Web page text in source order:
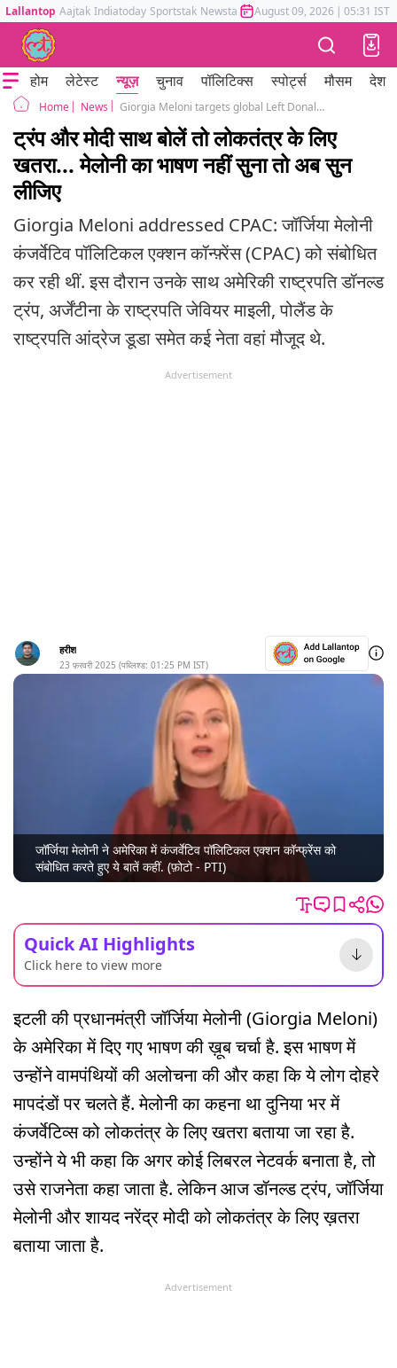
Lallantop Aajtak Indiatoday Sportstak Newstak Mumbai Tak Astrotak
August 09, 2026 | 05:31 IST
होम लेटेस्ट न्यूज़ चुनाव पॉलिटिक्स स्पोर्ट्स मौसम देश
Home News Giorgia Meloni targets global Left Donald Trump PM Modi threat to democracy Left double standard
ट्रंप और मोदी साथ बोलें तो लोकतंत्र के लिए
खतरा... मेलोनी का भाषण नहीं सुना तो अब सुन
लीजिए
Giorgia Meloni addressed CPAC: जॉर्जिया मेलोनी
कंजर्वेटिव पॉलिटिकल एक्शन कॉन्फ़्रेंस (CPAC) को संबोधित
कर रही थीं. इस दौरान उनके साथ अमेरिकी राष्ट्रपति डॉनल्ड
ट्रंप, अर्जेंटीना के राष्ट्रपति जेवियर माइली, पोलैंड के
राष्ट्रपति आंद्रेज डूडा समेत कई नेता वहां मौजूद थे.
Advertisement
हरीश
23 फ़रवरी 2025 (पब्लिश्ड: 01:25 PM IST)
जॉर्जिया मेलोनी ने अमेरिका में कंजर्वेटिव पॉलिटिकल एक्शन कॉन्फ्रेंस को
संबोधित करते हुए ये बातें कहीं. (फ़ोटो - PTI)
Quick AI Highlights
Click here to view more
इटली की प्रधानमंत्री जॉर्जिया मेलोनी (Giorgia Meloni)
के अमेरिका में दिए गए भाषण की ख़ूब चर्चा है. इस भाषण में
उन्होंने वामपंथियों की अलोचना की और कहा कि ये लोग दोहरे
मापदंडों पर चलते हैं. मेलोनी का कहना था दुनिया भर में
कंजर्वेटिव्स को लोकतंत्र के लिए खतरा बताया जा रहा है.
उन्होंने ये भी कहा कि अगर कोई लिबरल नेटवर्क बनाता है, तो
उसे राजनेता कहा जाता है. लेकिन आज डॉनल्ड ट्रंप, जॉर्जिया
मेलोनी और शायद नरेंद्र मोदी को लोकतंत्र के लिए ख़तरा
बताया जाता है.
Advertisement